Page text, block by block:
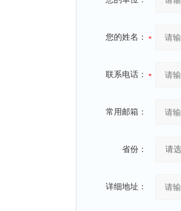
您的姓名：
联系电话：
常用邮箱：
省份：
详细地址：